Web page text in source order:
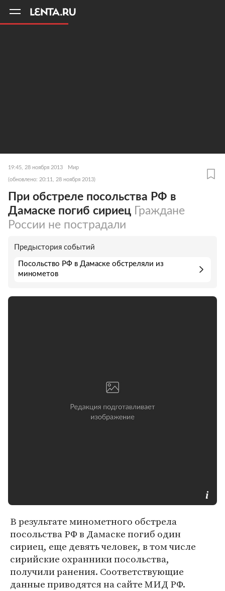
19:45, 28 ноября 2013 Мир
(обновлено: 20:11, 28 ноября 2013)
При обстреле посольства РФ в
Дамаске погиб сириец Граждане
России не пострадали
Предыстория событий
Посольство РФ в Дамаске обстреляли из
минометов
В результате минометного обстрела
посольства РФ в Дамаске погиб один
сириец, еще девять человек, в том числе
сирийские охранники посольства,
получили ранения. Соответствующие
данные приводятся на сайте МИД РФ.